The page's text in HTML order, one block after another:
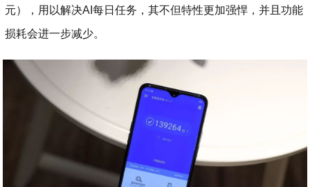
元），用以解决AI每日任务，其不但特性更加强悍，并且功能
损耗会进一步减少。